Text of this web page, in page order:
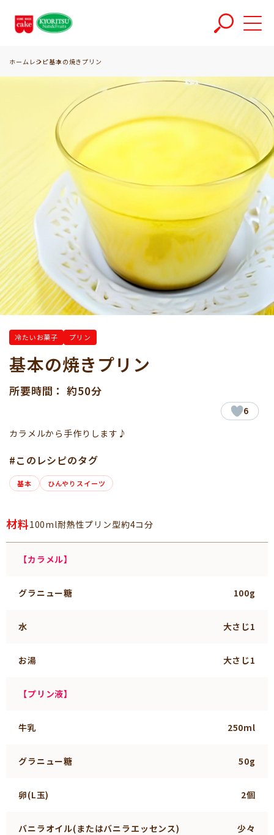
ホーム レシピ基本の焼きプリン
冷たいお菓子 プリン
基本の焼きプリン
所要時間： 約50分
カラメルから手作りします♪
6
#このレシピのタグ
基本 ひんやりスイーツ
材料100ml耐熱性プリン型約4コ分
【カラメル】
グラニュー糖 100g
水 大さじ1
お湯 大さじ1
【プリン液】
牛乳 250ml
グラニュー糖 50g
卵(L玉) 2個
バニラオイル(またはバニラエッセンス) 少々